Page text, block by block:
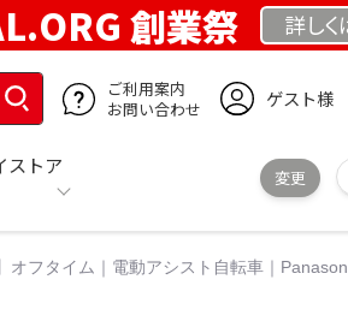
創業祭 詳しく
ご利用案内
お問い合わせ
ゲスト様
ストア
変更
フタイム｜電動アシスト自転車｜